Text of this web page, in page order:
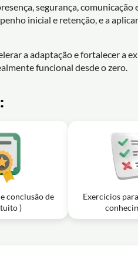
segurança,
inicial e retenção, e a
a adaptação e fortalecer a
funcional desde o zero.
conclusão de
)
Exercícios